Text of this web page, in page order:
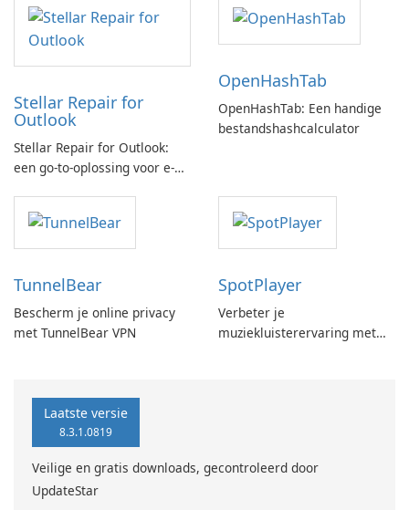
Stellar Repair for
Outlook
Stellar Repair for Outlook:
een go-to-oplossing voor e-
OpenHashTab
OpenHashTab: Een handige
bestandshashcalculator
TunnelBear
Bescherm je online privacy
met TunnelBear VPN
SpotPlayer
Verbeter je
muziekluisterervaring met
Laatste versie
8.3.1.0819
Veilige en gratis downloads, gecontroleerd door
UpdateStar